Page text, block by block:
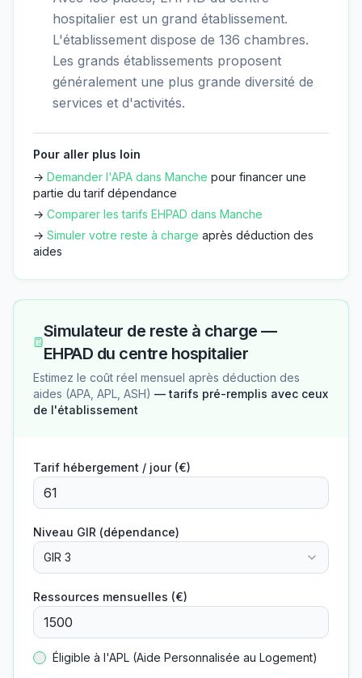
hospitalier est un grand établissement.
L'établissement dispose de 136 chambres.
Les grands établissements proposent
généralement une plus grande diversité de
services et d'activités.
Pour aller plus loin
→ Demander l'APA dans Manche pour financer une
partie du tarif dépendance
→ Comparer les tarifs EHPAD dans Manche
→ Simuler votre reste à charge après déduction des
aides
Simulateur de reste à charge —
EHPAD du centre hospitalier
Estimez le coût réel mensuel après déduction des
aides (APA, APL, ASH) — tarifs pré-remplis avec ceux
de l'établissement
Tarif hébergement / jour (€)
Niveau GIR (dépendance)
GIR 3
Ressources mensuelles (€)
Éligible à l'APL (Aide Personnalisée au Logement)